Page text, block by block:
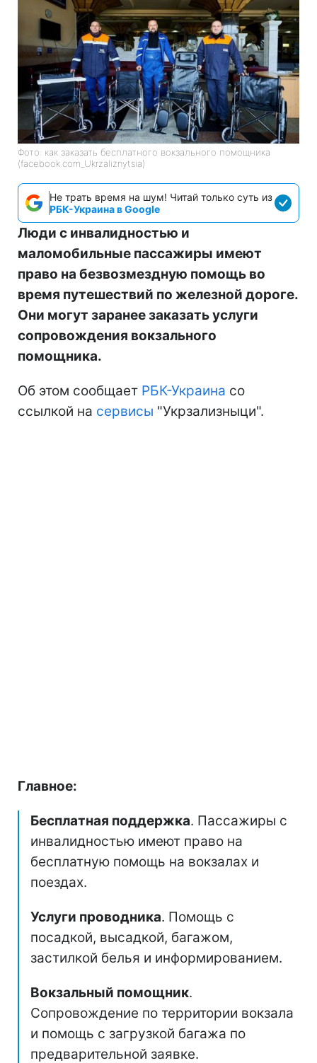
Фото: как заказать бесплатного вокзального помощника
(facebook.com_Ukrzaliznytsia)
Не трать время на шум! Читай только суть из
РБК-Украина в Google
Люди с инвалидностью и
маломобильные пассажиры имеют
право на безвозмездную помощь во
время путешествий по железной дороге.
Они могут заранее заказать услуги
сопровождения вокзального
помощника.
Об этом сообщает РБК-Украина со
ссылкой на сервисы "Укрзализныци".
Главное:
Бесплатная поддержка. Пассажиры с
инвалидностью имеют право на
бесплатную помощь на вокзалах и
поездах.
Услуги проводника. Помощь с
посадкой, высадкой, багажом,
застилкой белья и информированием.
Вокзальный помощник.
Сопровождение по территории вокзала
и помощь с загрузкой багажа по
предварительной заявке.